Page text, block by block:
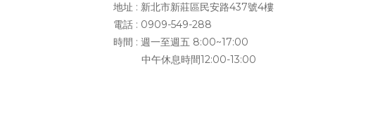
地址 : 新北市新莊區民安路437號4樓
電話 : 0909-549-288
時間 : 週一至週五 8:00~17:00
中午休息時間12:00-13:00